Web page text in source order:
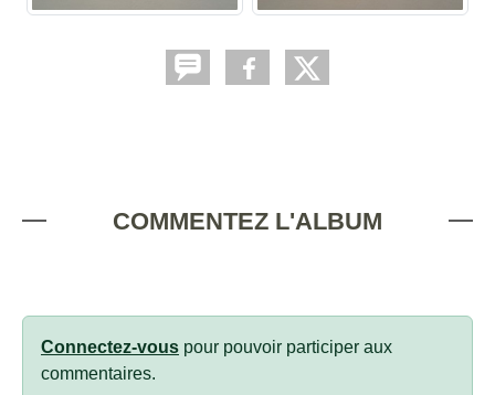
COMMENTEZ L'ALBUM
Connectez-vous pour pouvoir participer aux
commentaires.